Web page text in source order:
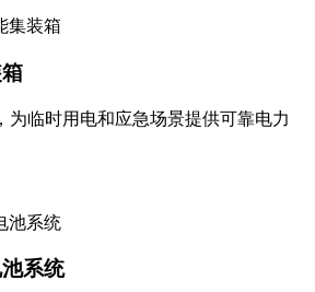
为临时用电和应急场景提供可靠电力
系统